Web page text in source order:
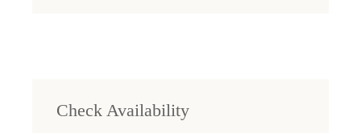
Check Availability